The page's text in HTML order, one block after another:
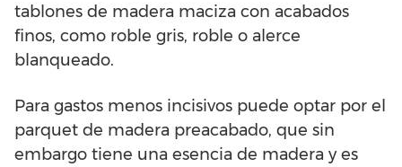
tablones de madera maciza con acabados
finos, como roble gris, roble o alerce
blanqueado.
Para gastos menos incisivos puede optar por el
parquet de madera preacabado, que sin
embargo tiene una esencia de madera y es